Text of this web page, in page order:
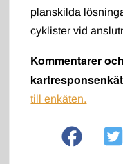
planskilda
cyklister vid
Kommentarer
till enkäten.